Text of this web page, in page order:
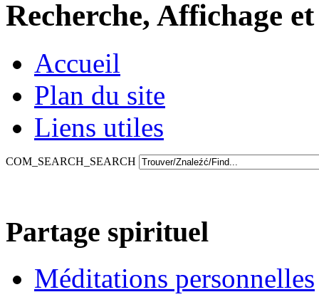
Recherche, Affichage
Accueil
Plan du site
Liens utiles
COM_SEARCH_SEARCH
Partage spirituel
Méditations personnelles